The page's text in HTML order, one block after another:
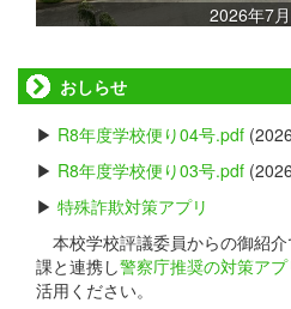
2026年7
おしらせ
▶ R8年度学校便り04号.pdf
▶ R8年度学校便り03号.pdf
▶ 特殊詐欺対策アプリ
本校学校評議委員からの御紹
課と連携し警察庁推奨の対策アプ
活用ください。